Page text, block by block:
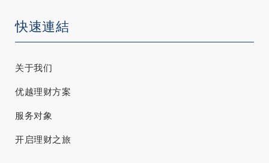
快速連結
关于我们
优越理财方案
服务对象
开启理财之旅